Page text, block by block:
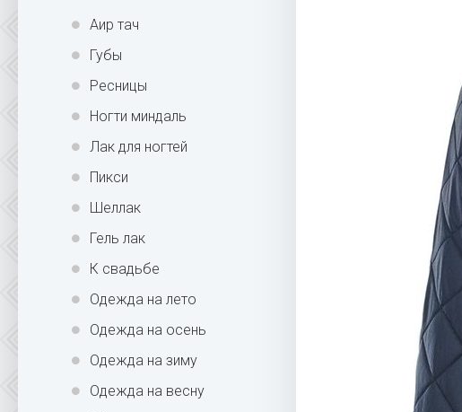
Аир тач
Губы
Ресницы
Ногти миндаль
Лак для ногтей
Пикси
Шеллак
Гель лак
К свадьбе
Одежда на лето
Одежда на осень
Одежда на зиму
Одежда на весну